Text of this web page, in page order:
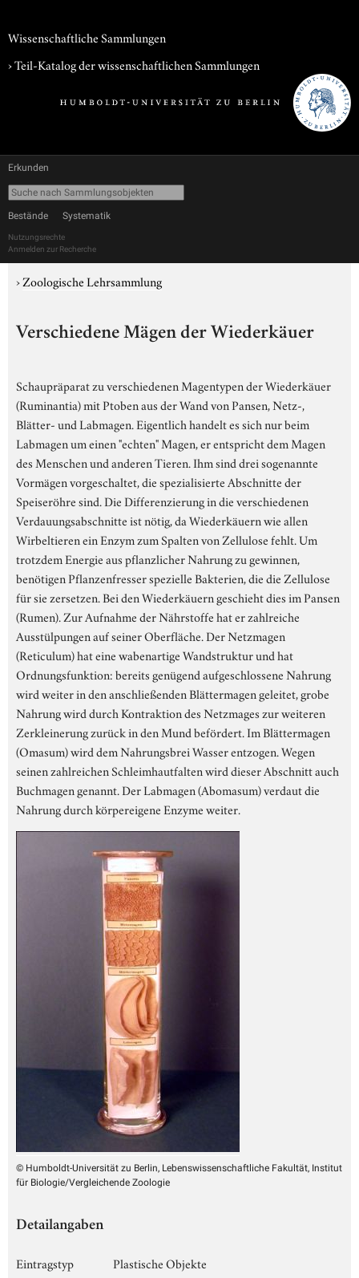
Wissenschaftliche Sammlungen
› Teil-Katalog der wissenschaftlichen Sammlungen
Erkunden
Bestände Systematik
Nutzungsrechte
Anmelden zur Recherche
›Zoologische Lehrsammlung
Verschiedene Mägen der Wiederkäuer
Schaupräparat zu verschiedenen Magentypen der Wiederkäuer
(Ruminantia) mit Ptoben aus der Wand von Pansen, Netz-,
Blätter- und Labmagen. Eigentlich handelt es sich nur beim
Labmagen um einen "echten" Magen, er entspricht dem Magen
des Menschen und anderen Tieren. Ihm sind drei sogenannte
Vormägen vorgeschaltet, die spezialisierte Abschnitte der
Speiseröhre sind. Die Differenzierung in die verschiedenen
Verdauungsabschnitte ist nötig, da Wiederkäuern wie allen
Wirbeltieren ein Enzym zum Spalten von Zellulose fehlt. Um
trotzdem Energie aus pflanzlicher Nahrung zu gewinnen,
benötigen Pflanzenfresser spezielle Bakterien, die die Zellulose
für sie zersetzen. Bei den Wiederkäuern geschieht dies im Pansen
(Rumen). Zur Aufnahme der Nährstoffe hat er zahlreiche
Ausstülpungen auf seiner Oberfläche. Der Netzmagen
(Reticulum) hat eine wabenartige Wandstruktur und hat
Ordnungsfunktion: bereits genügend aufgeschlossene Nahrung
wird weiter in den anschließenden Blättermagen geleitet, grobe
Nahrung wird durch Kontraktion des Netzmages zur weiteren
Zerkleinerung zurück in den Mund befördert. Im Blättermagen
(Omasum) wird dem Nahrungsbrei Wasser entzogen. Wegen
seinen zahlreichen Schleimhautfalten wird dieser Abschnitt auch
Buchmagen genannt. Der Labmagen (Abomasum) verdaut die
Nahrung durch körpereigene Enzyme weiter.
© Humboldt-Universität zu Berlin, Lebenswissenschaftliche Fakultät, Institut
für Biologie/Vergleichende Zoologie
Detailangaben
Eintragstyp
Plastische Objekte